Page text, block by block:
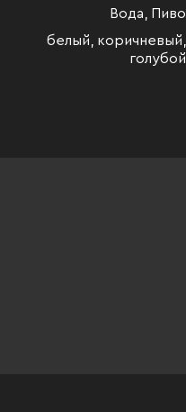
Вода, Пиво
белый, коричневый,
голубой